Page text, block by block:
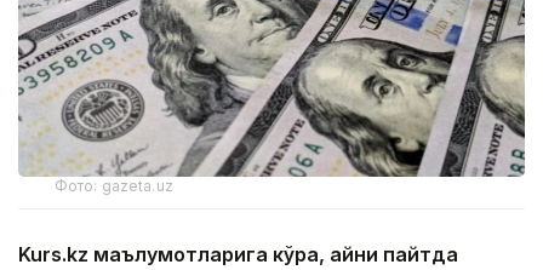
Фото: gazeta.uz
Kurs.kz маълумотларига кўра, айни пайтда